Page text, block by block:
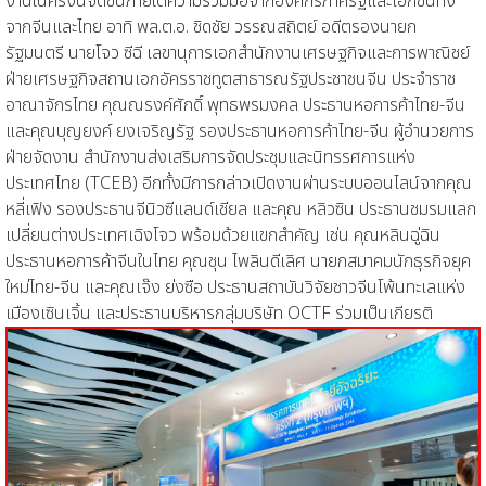
จากจีนและไทย อาทิ พล.ต.อ. ชิดชัย วรรณสถิตย์ อดีตรองนายก
รัฐมนตรี นายโจว ซีฉี เลขานุการเอกสำนักงานเศรษฐกิจและการพาณิชย์
ฝ่ายเศรษฐกิจสถานเอกอัครราชทูตสาธารณรัฐประชาชนจีน ประจำราช
อาณาจักรไทย คุณณรงค์ศักดิ์ พุทธพรมงคล ประธานหอการค้าไทย-จีน
และคุณบุญยงค์ ยงเจริญรัฐ รองประธานหอการค้าไทย-จีน ผู้อำนวยการ
ฝ่ายจัดงาน สำนักงานส่งเสริมการจัดประชุมและนิทรรศการแห่ง
ประเทศไทย (TCEB) อีกทั้งมีการกล่าวเปิดงานผ่านระบบออนไลน์จากคุณ
หลี่เฟิง รองประธานจีนิวซีแลนด์เชียล และคุณ หลิวซิน ประธานชมรมแลก
เปลี่ยนต่างประเทศเฉิงโจว พร้อมด้วยแขกสำคัญ เช่น คุณหลินฉู่ฉิน
ประธานหอการค้าจีนในไทย คุณชุน ไพลินดีเลิศ นายกสมาคมนักธุรกิจยุค
ใหม่ไทย-จีน และคุณเจ๊ง ย่งซือ ประธานสถาบันวิจัยชาวจีนโพ้นทะเลแห่ง
เมืองเซินเจิ้น และประธานบริหารกลุ่มบริษัท OCTF ร่วมเป็นเกียรติ